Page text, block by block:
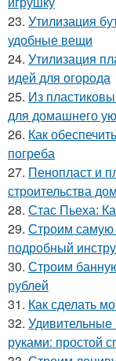
23. Утилизация
удобные вещи
24. Утилизация
идей для огорода
25. Из
для домашнего
26. Как
погреба
27. Пенопласт и
строительства
28. Стас Пьеха:
29. Строим
подробный
30. Строим
рублей
31. Как сделать
32.
руками: простой